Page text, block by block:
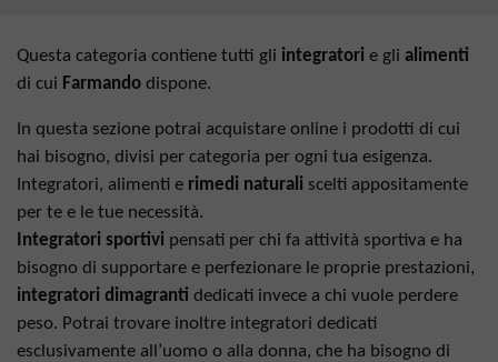
Questa categoria contiene tutti gli integratori e gli alimenti
di cui Farmando dispone.
In questa sezione potrai acquistare online i prodotti di cui
hai bisogno, divisi per categoria per ogni tua esigenza.
Integratori, alimenti e rimedi naturali scelti appositamente
per te e le tue necessità.
Integratori sportivi pensati per chi fa attività sportiva e ha
bisogno di supportare e perfezionare le proprie prestazioni,
integratori dimagranti dedicati invece a chi vuole perdere
peso. Potrai trovare inoltre integratori dedicati
esclusivamente all’uomo o alla donna, che ha bisogno di